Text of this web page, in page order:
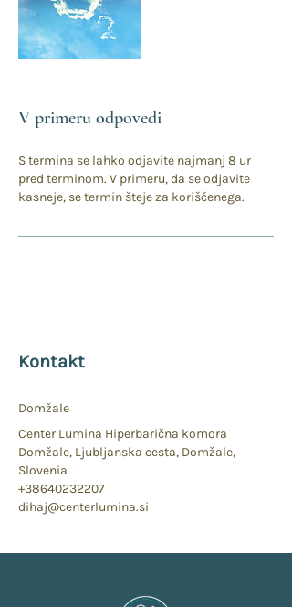
V primeru odpovedi
S termina se lahko odjavite najmanj 8 ur
pred terminom. V primeru, da se odjavite
kasneje, se termin šteje za koriščenega.
Kontakt
Domžale
Center Lumina Hiperbarična komora
Domžale, Ljubljanska cesta, Domžale,
Slovenia
+38640232207
dihaj@centerlumina.si